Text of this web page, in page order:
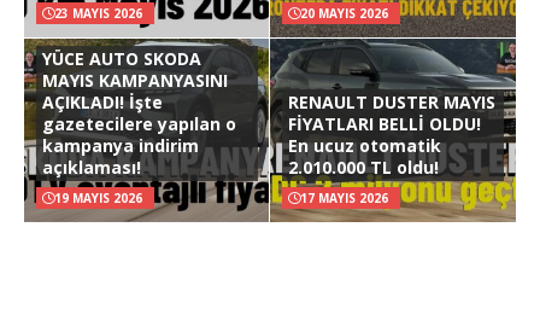
23 MAYIS 2026 20 MAYIS 2026
YÜCE AUTO SKODA
MAYIS KAMPANYASINI
AÇIKLADI! İşte
gazetecilere yapılan o
kampanya indirim
açıklaması!
19 MAYIS 2026
RENAULT DUSTER MAYIS
FİYATLARI BELLİ OLDU!
En ucuz otomatik
2.010.000 TL oldu!
17 MAYIS 2026